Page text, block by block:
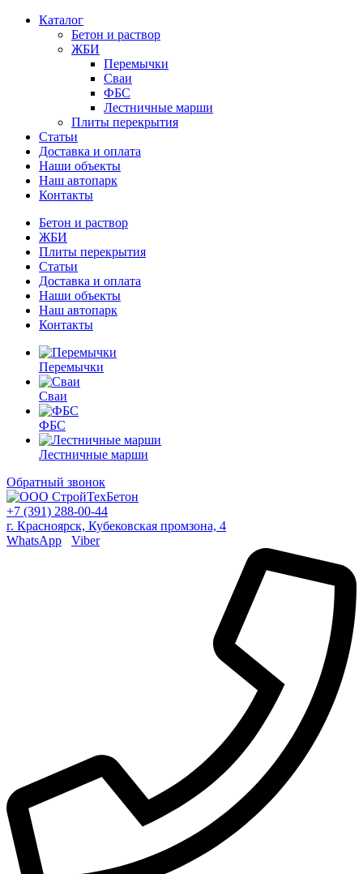
Каталог
Бетон и раствор
ЖБИ
Перемычки
Сваи
ФБС
Лестничные марши
Плиты перекрытия
Статьи
Доставка и оплата
Наши объекты
Наш автопарк
Контакты
Бетон и раствор
ЖБИ
Плиты перекрытия
Статьи
Доставка и оплата
Наши объекты
Наш автопарк
Контакты
Перемычки
Сваи
ФБС
Лестничные марши
Обратный звонок
+7 (391) 288-00-44
г. Красноярск, Кубековская промзона, 4
WhatsApp
Viber